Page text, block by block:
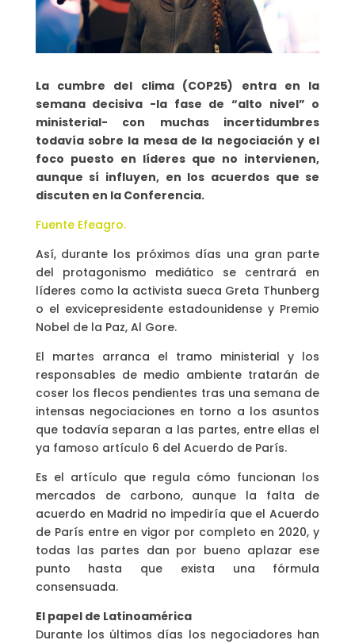
La cumbre del clima (COP25) entra en la
semana decisiva -la fase de “alto nivel” o
ministerial- con muchas incertidumbres
todavía sobre la mesa de la negociación y el
foco puesto en líderes que no intervienen,
aunque sí influyen, en los acuerdos que se
discuten en la Conferencia.
Fuente Efeagro.
Así, durante los próximos días una gran parte
del protagonismo mediático se centrará en
líderes como la activista sueca Greta Thunberg
o el exvicepresidente estadounidense y Premio
Nobel de la Paz, Al Gore.
El martes arranca el tramo ministerial y los
responsables de medio ambiente tratarán de
coser los flecos pendientes tras una semana de
intensas negociaciones en torno a los asuntos
que todavía separan a las partes, entre ellas el
ya famoso artículo 6 del Acuerdo de París.
Es el artículo que regula cómo funcionan los
mercados de carbono, aunque la falta de
acuerdo en Madrid no impediría que el Acuerdo
de París entre en vigor por completo en 2020, y
todas las partes dan por bueno aplazar ese
punto hasta que exista una fórmula
consensuada.
El papel de Latinoamérica
Durante los últimos días los negociadores han